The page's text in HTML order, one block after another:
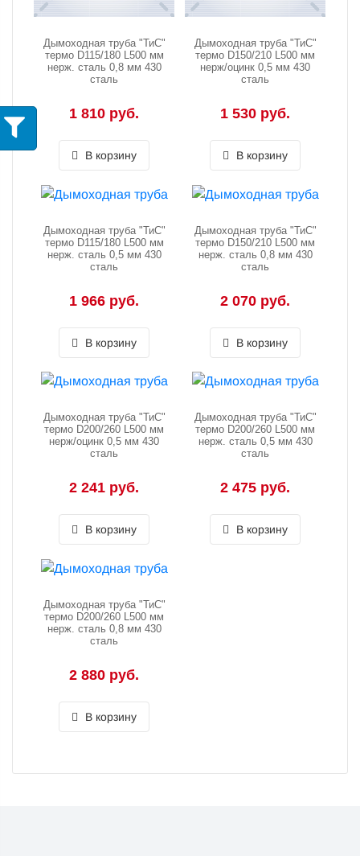
Дымоходная труба "ТиС"
термо D115/180 L500 мм
нерж. сталь 0,8 мм 430
сталь
1 810 руб.
В корзину
Дымоходная труба "ТиС"
термо D150/210 L500 мм
нерж/оцинк 0,5 мм 430
сталь
1 530 руб.
В корзину
Дымоходная труба "ТиС"
термо D115/180 L500 мм
нерж. сталь 0,5 мм 430
сталь
1 966 руб.
В корзину
Дымоходная труба "ТиС"
термо D150/210 L500 мм
нерж. сталь 0,8 мм 430
сталь
2 070 руб.
В корзину
Дымоходная труба "ТиС"
термо D200/260 L500 мм
нерж/оцинк 0,5 мм 430
сталь
2 241 руб.
В корзину
Дымоходная труба "ТиС"
термо D200/260 L500 мм
нерж. сталь 0,5 мм 430
сталь
2 475 руб.
В корзину
Дымоходная труба "ТиС"
термо D200/260 L500 мм
нерж. сталь 0,8 мм 430
сталь
2 880 руб.
В корзину